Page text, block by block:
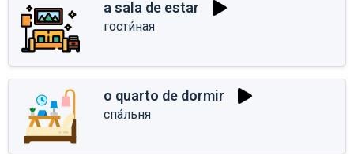
a sala de estar
гости́ная
o quarto de dormir
спа́льня